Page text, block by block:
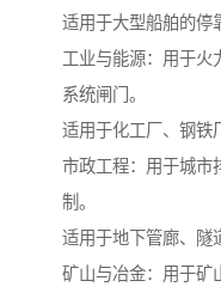
适用于大型船舶的停
工业与能源：用于火
系统闸门。
适用于化工厂、钢铁
市政工程：用于城市
制。
适用于地下管廊、隧
矿山与冶金：用于矿